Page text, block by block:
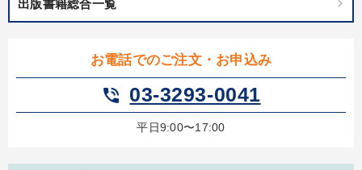
出版書籍総合一覧
お電話でのご注文・お申込み
phone_in_talk 03-3293-0041
平日9:00〜17:00